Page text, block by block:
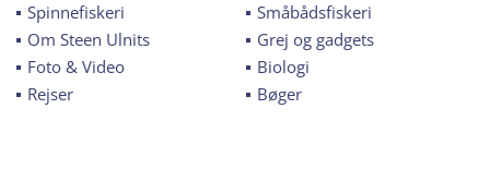
Spinnefiskeri
Småbådsfiskeri
Om Steen Ulnits
Grej og gadgets
Foto & Video
Biologi
Rejser
Bøger